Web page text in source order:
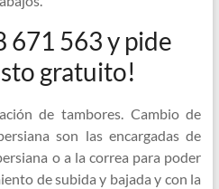
671 563 y pide
gratuito!
de tambores. Cambio de
son las encargadas de
o a la correa para poder
de subida y bajada y con la